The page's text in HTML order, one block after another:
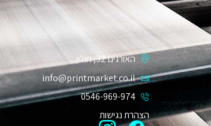
האורגים 32, חולון
info@printmarket.co.il
0546-969-974
הצהרת נגישות